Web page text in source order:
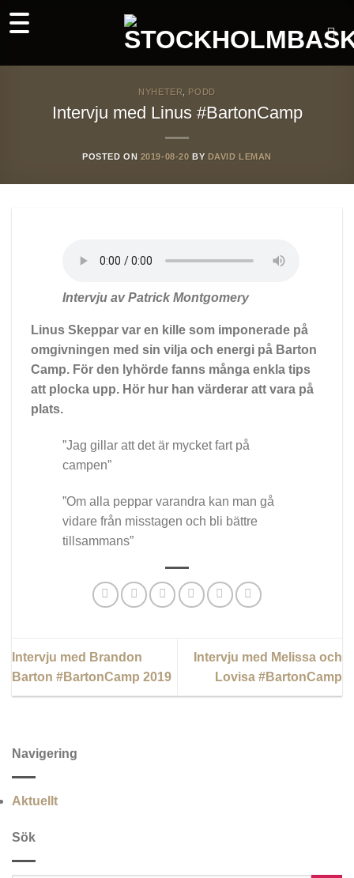
to
NYHETER PODD
Intervju med Linus #BartonCamp
POSTED ON 2019-08-20 BY DAVID LEMAN
Intervju av Patrick Montgomery
Linus Skeppar var en kille som imponerade på
omgivningen med sin vilja och energi på Barton
Camp. För den lyhörde fanns många enkla tips
att plocka upp. Hör hur han värderar att vara på
plats.
”Jag gillar att det är mycket fart på
campen”
”Om alla peppar varandra kan man gå
vidare från misstagen och bli bättre
tillsammans”
Intervju med Brandon
Barton #BartonCamp 2019
Intervju med Melissa och
Lovisa #BartonCamp
Navigering
Aktuellt
Sök